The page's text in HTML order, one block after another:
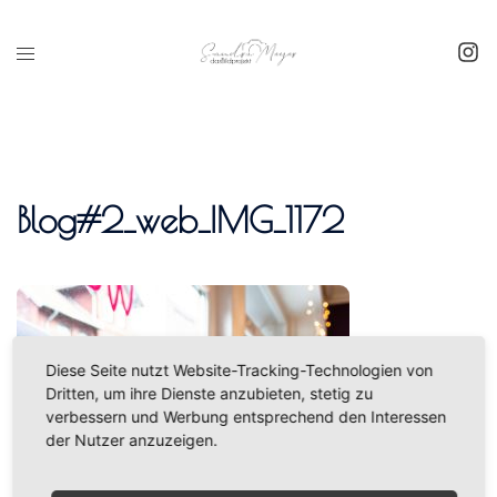
Blog#2_web_IMG_1172
Diese Seite nutzt Website-Tracking-Technologien von
Dritten, um ihre Dienste anzubieten, stetig zu
verbessern und Werbung entsprechend den Interessen
der Nutzer anzuzeigen.